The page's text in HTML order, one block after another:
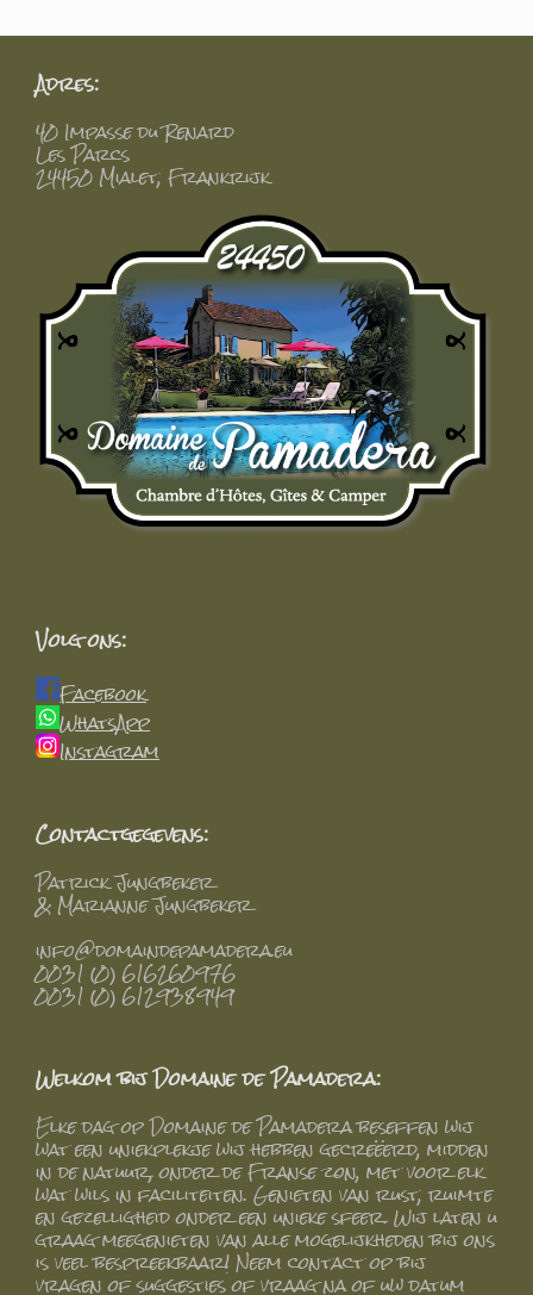
Adres:
40 Impasse du Renard
Les Parcs
24450 Mialet, Frankrijk
Volg ons:
Facebook
WhatsApp
Instagram
Contactgegevens:
Patrick Jungbeker
& Marianne Jungbeker
info@domaindepamadera.eu
0031 (0) 616260976
0031 (0) 612938949
Welkom bij Domaine de Pamadera:
Elke dag op Domaine de Pamadera beseffen wij
wat een uniekplekje wij hebben gecreëerd, midden
in de natuur, onder de Franse zon, met voor elk
wat wils in faciliteiten. Genieten van rust, ruimte
en gezelligheid onder een unieke sfeer. Wij laten u
graag meegenieten van alle mogelijkheden bij ons
is veel bespreekbaar! Neem contact op bij
vragen of suggesties of vraag na of uw datum